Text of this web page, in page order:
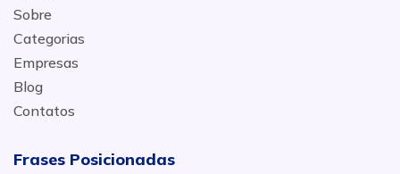
Sobre
Categorias
Empresas
Blog
Contatos
Frases Posicionadas